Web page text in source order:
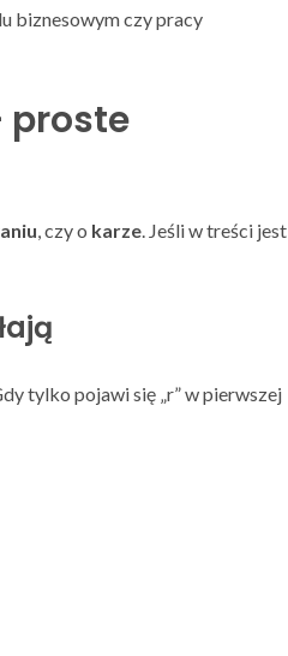
biznesowym czy pracy
proste
, czy o karze . Jeśli w treści jest
tylko pojawi się „r” w pierwszej